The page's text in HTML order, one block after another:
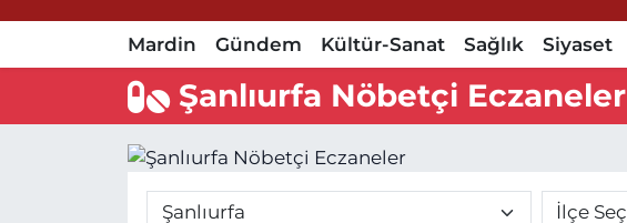
Mardin Gündem Kültür-Sanat Sağlık Siyaset
Şanlıurfa Nöbetçi Eczaneler